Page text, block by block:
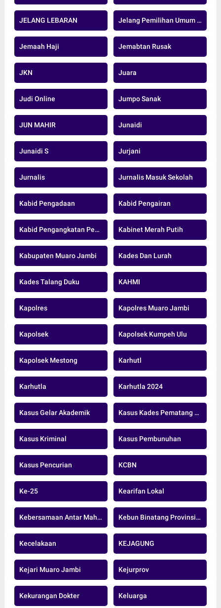
JELANG LEBARAN Jelang Pemilihan Umum Serentak 2024
Jemaah Haji Jemabtan Rusak
JKN Juara
Judi Online Jumpo Sanak
JUN MAHIR Junaidi
Junaidi S Jurjani
Jurnalis Jurnalis Masuk Sekolah
Kabid Pengadaan Kabid Pengairan
Kabid Pengangkatan Pegawai Pensiun Dan Data ASN BKD MUARO JAMBI. Kabinet Merah Putih
Kabupaten Muaro Jambi Kades Dan Lurah
Kades Talang Duku KAHMI
Kapolres Kapolres Muaro Jambi
Kapolsek Kapolsek Kumpeh Ulu
Kapolsek Mestong Karhutl
Karhutla Karhutla 2024
Kasus Gelar Akademik Kasus Kades Pematang Raman
Kasus Kriminal Kasus Pembunuhan
Kasus Pencurian KCBN
Ke-25 Kearifan Lokal
Kebersamaan Antar Mahasiswa Tebo Kebun Binatang Provinsi Jambi
Kecelakaan KEJAGUNG
Kejari Muaro Jambi Kejurprov
Kekurangan Dokter Keluarga